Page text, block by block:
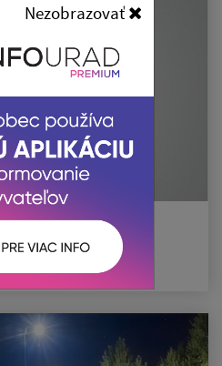
Nezobrazovať
finančnej komisie